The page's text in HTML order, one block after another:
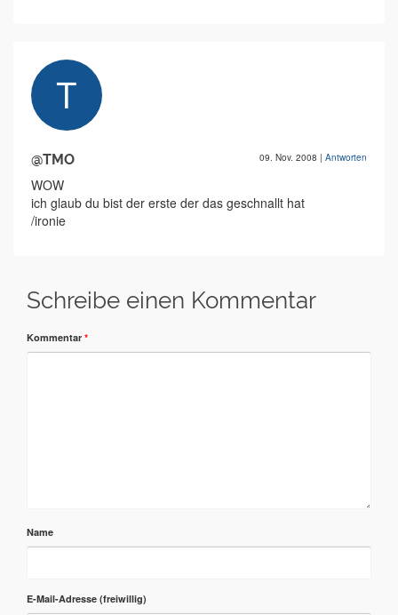
@TMO 09. Nov. 2008 | Antworten
WOW
ich glaub du bist der erste der das geschnallt hat
/ironie
Schreibe einen Kommentar
Kommentar *
Name
E-Mail-Adresse